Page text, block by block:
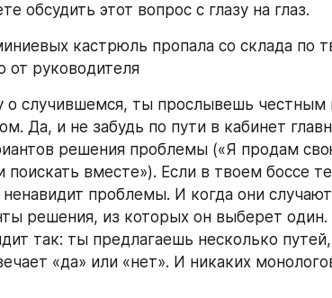
обсудить этот вопрос с глазу на глаз.
кастрюль пропала со склада по
от руководителя
о случившемся, ты прослывешь честным
Да, и не забудь по пути в кабинет
решения проблемы («Я продам
вместе»). Если в твоем боссе
проблемы. И когда они
решения, из которых он выберет
так: ты предлагаешь несколько
«да» или «нет». И никаких